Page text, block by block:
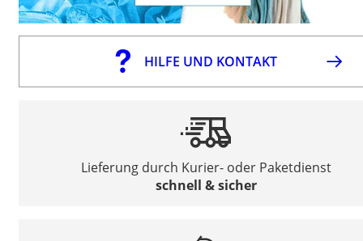
HILFE UND KONTAKT
Lieferung durch Kurier- oder Paketdienst
schnell & sicher